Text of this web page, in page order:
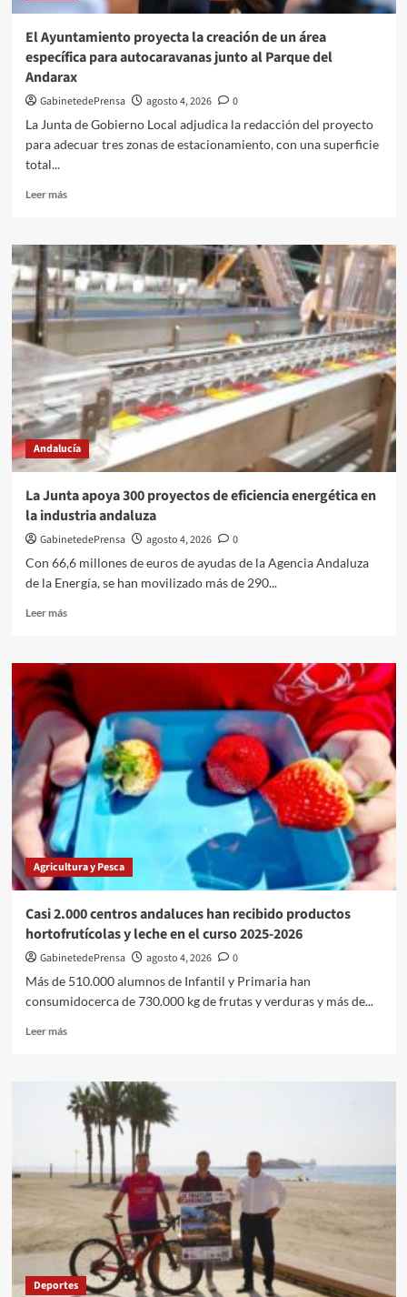
durante
Operación
Paso
del
Estrecho
El Ayuntamiento proyecta la creación de un área
específica para autocaravanas junto al Parque del
Andarax
GabinetedePrensa agosto 4, 2026
0
La Junta de Gobierno Local adjudica la redacción del proyecto
para adecuar tres zonas de estacionamiento, con una superficie
total...
Leer másLeer
El
Ayuntamiento
proyecta
la
creación
área
específica
para
autocaravanas
junto
al
Parque
Andarax
Andalucía
La Junta apoya 300 proyectos de eficiencia energética en
la industria andaluza
GabinetedePrensa agosto 4, 2026
0
Con 66,6 millones de euros de ayudas de la Agencia Andaluza
de la Energía, se han movilizado más de 290...
Leer másLeer
La
Junta
apoya
300
proyectos
de
eficiencia
energética
en
la
industria
andaluza
Agricultura y Pesca
Casi 2.000 centros andaluces han recibido productos
hortofrutícolas y leche en el curso 2025-2026
GabinetedePrensa agosto 4, 2026
0
Más de 510.000 alumnos de Infantil y Primaria han
consumidocerca de 730.000 kg de frutas y verduras y más de...
Leer másLeer
2.000
centros
andaluces
han
recibido
productos
hortofrutícolas
leche
en
el
curso
Deportes